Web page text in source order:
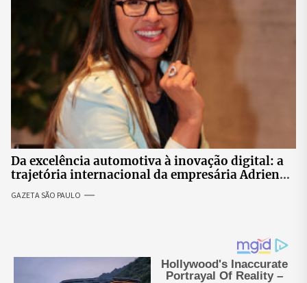
Da excelência automotiva à inovação digital: a
trajetória internacional da empresária Adriene
GAZETA SÃO PAULO